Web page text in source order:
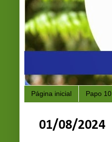
Página inicial Papo 10
01/08/2024